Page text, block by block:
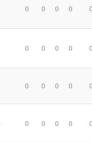
0 0 0 0 0
0 0 0 0 0
0 0 0 0 0
0 0 0 0 0